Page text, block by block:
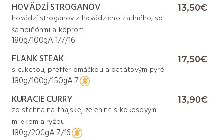
HOVÄDZÍ STROGANOV
hovädzí stroganov z hovädzieho zadného, so
šampiňónmi a kôprom
180g/100gA1/7/16
13,50€
FLANK STEAK
s cuketou, pfeffer omáčkou a batátovým pyré
180g/100g/150gA7
17,50€
KURACIE CURRY
zo stehna na thajskej zelenine s kokosovým
mliekom a ryžou
180g/200gA7/16
13,90€